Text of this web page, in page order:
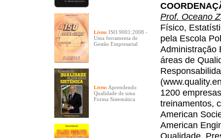
Livro: ISO 9001:2008 -
Uma ferramenta de
Gestão Empresarial
Livro: Aprendendo
Qualidade de uma
Forma Sistemática
Prof. Oceano
Físico,
pela Escola
Administração
áreas de
1200
treinamentos,
American
American
Qualidade.